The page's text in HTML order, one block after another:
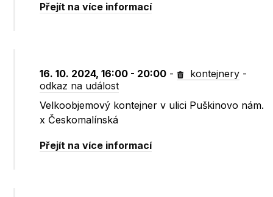
Přejít na více informací
16. 10. 2024, 16:00 - 20:00 - kontejnery -
odkaz na událost
Velkoobjemový kontejner v ulici Puškinovo nám.
x Českomalínská
Přejít na více informací